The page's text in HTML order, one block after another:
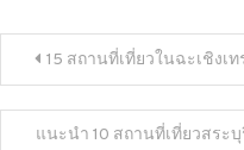
แนะแนว
เรื่อง
15 สถานที่เที่ยวในฉะเชิงเ
แนะนำ 10 สถานที่เที่ยวสระ